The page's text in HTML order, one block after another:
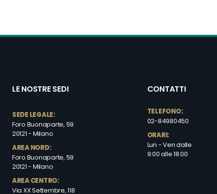
LE NOSTRE SEDI
SEDE LEGALE:
Foro Buonaparte, 59
20121 - Milano
AREA NORD:
Foro Buonaparte, 59
20121 - Milano
AREA CENTRO:
Via XX Settembre, 118
CONTATTI
TELEFONO:
02-84980450
ORARI:
Lun - Ven dalle
9:00 alle 18:00